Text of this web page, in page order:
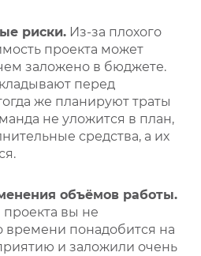
риски. Из-за плохого
проекта может
заложено в бюджете.
перед
же планируют траты
не уложится в план,
средства, а их
объёмов работы.
вы не
времени понадобится на
и заложили очень